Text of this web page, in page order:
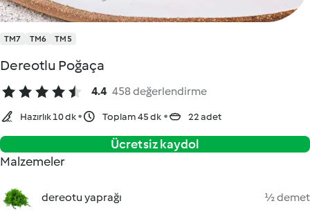
TM7 TM6 TM5
Dereotlu Poğaça
4.4 458 değerlendirme
Hazırlık 10 dk Toplam 45 dk 22 adet
Ücretsiz kaydol
Malzemeler
dereotu yaprağı ½ demet